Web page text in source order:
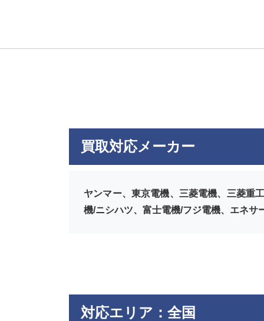
買取対応メーカー
ヤンマー、東京電機、三菱電機、三菱重
機/ニシハツ、富士電機/フジ電機、エネ
対応エリア：全国